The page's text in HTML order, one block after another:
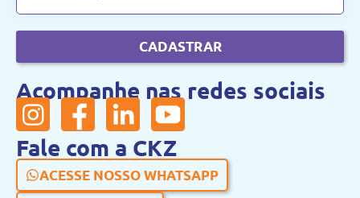
CADASTRAR
Acompanhe nas redes sociais
Fale com a CKZ
ACESSE NOSSO WHATSAPP